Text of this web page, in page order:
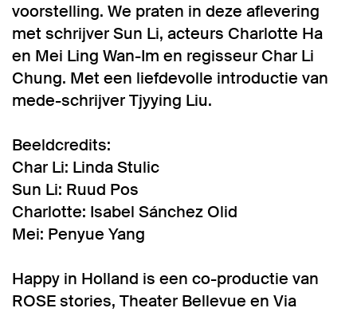
voorstelling. We praten in deze aflevering
met schrijver Sun Li, acteurs Charlotte Ha
en Mei Ling Wan-Im en regisseur Char Li
Chung. Met een liefdevolle introductie van
mede-schrijver Tjyying Liu.
Beeldcredits:
Char Li: Linda Stulic
Sun Li: Ruud Pos
Charlotte: Isabel Sánchez Olid
Mei: Penyue Yang
Happy in Holland is een co-productie van
ROSE stories, Theater Bellevue en Via